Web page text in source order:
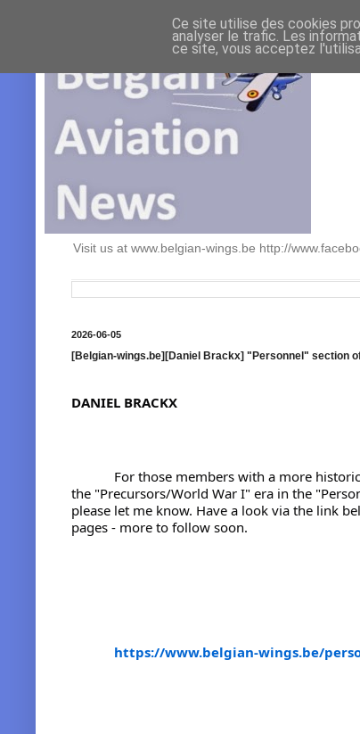
Visit us at www.belgian-wings.be http://
2026-06-05
[Belgian-wings.be][Daniel Brackx] "Personnel" section
DANIEL BRACKX
the "Precursors/World War I" era in the
please let me know. Have a look via the link
pages - more to follow soon.
https://www.belgian-wings.be/
Ce site utilise des cookies
analyser le trafic. Les
ce site, vous acceptez